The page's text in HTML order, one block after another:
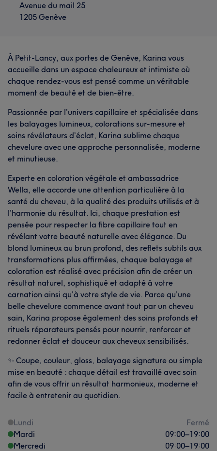
Avenue du mail 25
1205 Genève
À Petit-Lancy, aux portes de Genève, Karina vous
accueille dans un espace chaleureux et intimiste où
chaque rendez-vous est pensé comme un véritable
moment de beauté et de bien-être.
Passionnée par l’univers capillaire et spécialisée dans
les balayages lumineux, colorations sur-mesure et
soins révélateurs d’éclat, Karina sublime chaque
chevelure avec une approche personnalisée, moderne
et minutieuse.
Experte en coloration végétale et ambassadrice
Wella, elle accorde une attention particulière à la
santé du cheveu, à la qualité des produits utilisés et à
l’harmonie du résultat. Ici, chaque prestation est
pensée pour respecter la fibre capillaire tout en
révélant votre beauté naturelle avec élégance. Du
blond lumineux au brun profond, des reflets subtils aux
transformations plus affirmées, chaque balayage et
coloration est réalisé avec précision afin de créer un
résultat naturel, sophistiqué et adapté à votre
carnation ainsi qu’à votre style de vie. Parce qu’une
belle chevelure commence avant tout par un cheveu
sain, Karina propose également des soins profonds et
rituels réparateurs pensés pour nourrir, renforcer et
redonner éclat et douceur aux cheveux sensibilisés.
✨ Coupe, couleur, gloss, balayage signature ou simple
mise en beauté : chaque détail est travaillé avec soin
afin de vous offrir un résultat harmonieux, moderne et
facile à entretenir au quotidien.
Lundi
Fermé
Mardi
09:00–19:00
Mercredi
09:00–19:00